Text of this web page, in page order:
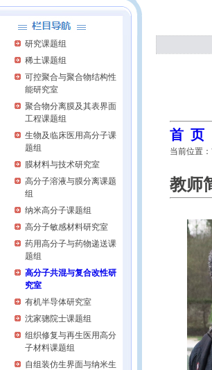
研究课题组
稀土课题组
可控聚合与聚合物结构性
能研究室
聚合物分离膜及其表界面
工程课题组
生物及临床医用高分子课
题组
膜材料与技术研究室
高分子溶液与膜分离课题
组
纳米高分子课题组
高分子敏感材料研究室
药用高分子与药物递送课
题组
高分子共混与复合改性研
究室
有机半导体研究室
沈家骢院士课题组
组织修复与再生医用高分
子材料课题组
自组装仿生界面与纳米生
首 页
当前位置
教师